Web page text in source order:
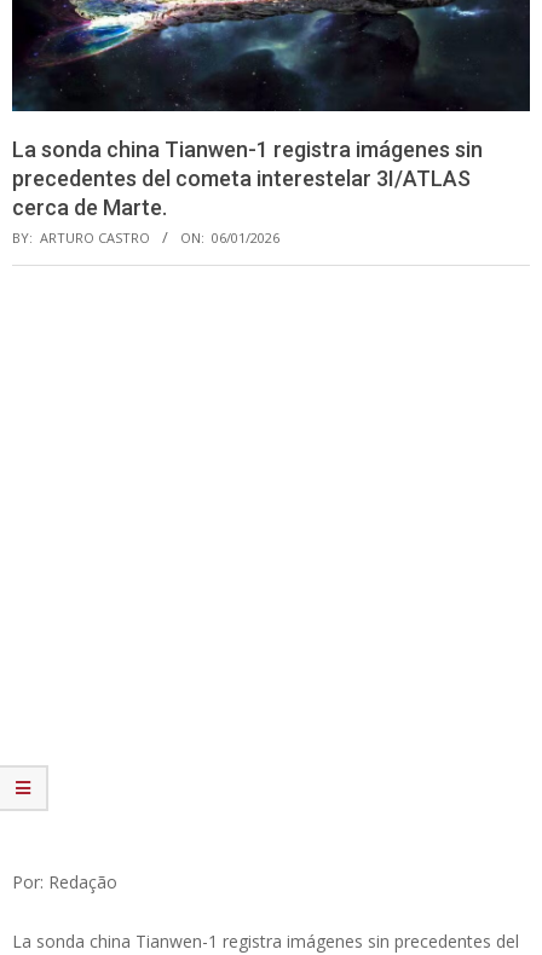
La sonda china Tianwen-1 registra imágenes sin
precedentes del cometa interestelar 3I/ATLAS
cerca de Marte.
BY: ARTURO CASTRO ON: 06/01/2026
Por: Redação
La sonda china Tianwen-1 registra imágenes sin precedentes del